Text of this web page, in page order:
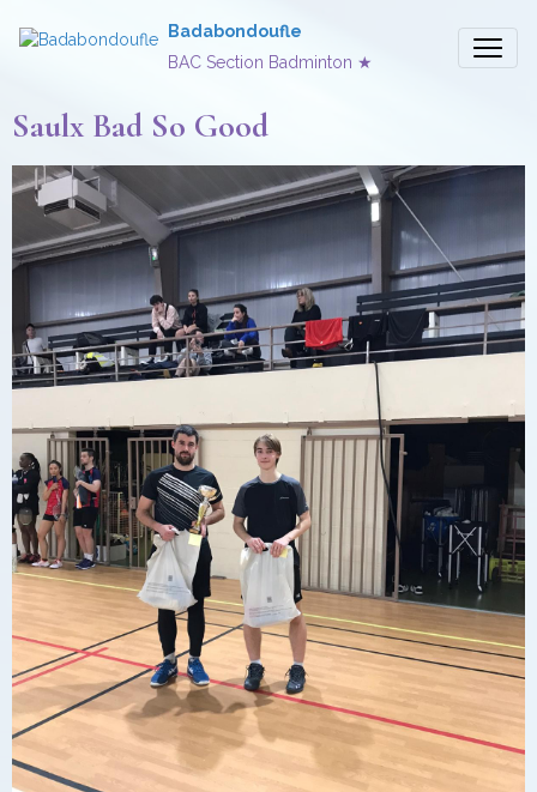
Badabondoufle
BAC Section Badminton ★
Saulx Bad So Good